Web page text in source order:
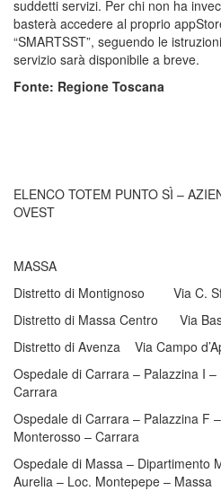
suddetti servizi. Per chi non ha
basterà accedere al proprio
“SMARTSST”, seguendo le
servizio sarà disponibile a breve.
Fonte: Regione Toscana
ELENCO TOTEM PUNTO SÌ –
OVEST
MASSA
Distretto di Montignoso Via C.
Distretto di Massa Centro Via
Distretto di Avenza Via Campo
Ospedale di Carrara – Palazzina I
Carrara
Ospedale di Carrara –
Monterosso – Carrara
Ospedale di Massa –
Aurelia – Loc. Montepepe – Massa